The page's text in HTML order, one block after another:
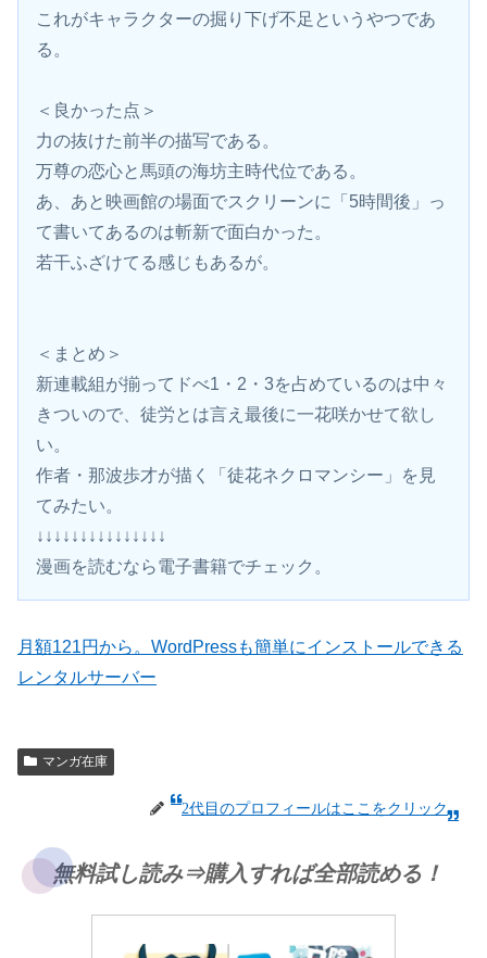
これがキャラクターの掘り下げ不足というやつであ
る。
＜良かった点＞
力の抜けた前半の描写である。
万尊の恋心と馬頭の海坊主時代位である。
あ、あと映画館の場面でスクリーンに「5時間後」っ
て書いてあるのは斬新で面白かった。
若干ふざけてる感じもあるが。
＜まとめ＞
新連載組が揃ってドべ1・2・3を占めているのは中々
きついので、徒労とは言え最後に一花咲かせて欲し
い。
作者・那波歩才が描く「徒花ネクロマンシー」を見
てみたい。
↓↓↓↓↓↓↓↓↓↓↓↓↓↓↓
漫画を読むなら電子書籍でチェック。
月額121円から。WordPressも簡単にインストールできる
レンタルサーバー
マンガ在庫
2代目のプロフィールはここをクリック
無料試し読み⇒購入すれば全部読める！